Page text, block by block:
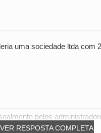
uma sociedade ltda
VER RESPOSTA COMPLETA
pelos